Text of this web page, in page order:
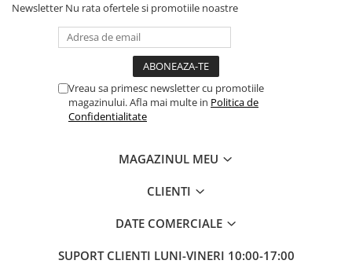
Newsletter Nu rata ofertele si promotiile noastre
Vreau sa primesc newsletter cu promotiile
magazinului. Afla mai multe in Politica de
Confidentialitate
MAGAZINUL MEU
CLIENTI
DATE COMERCIALE
SUPORT CLIENTI LUNI-VINERI 10:00-17:00